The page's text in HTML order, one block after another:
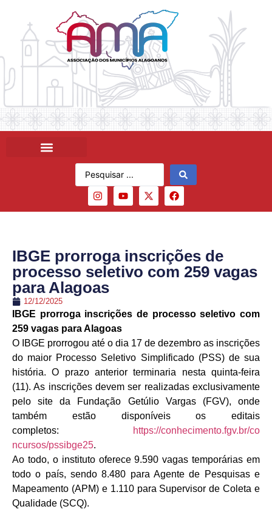
IBGE prorroga inscrições de
processo seletivo com 259 vagas
para Alagoas
12/12/2025
IBGE prorroga inscrições de processo seletivo com
259 vagas para Alagoas
O IBGE prorrogou até o dia 17 de dezembro as inscrições
do maior Processo Seletivo Simplificado (PSS) de sua
história. O prazo anterior terminaria nesta quinta-feira
(11). As inscrições devem ser realizadas exclusivamente
pelo site da Fundação Getúlio Vargas (FGV), onde
também estão disponíveis os editais
completos:
https://conhecimento.fgv.br/co
ncursos/pssibge25.
Ao todo, o instituto oferece 9.590 vagas temporárias em
todo o país, sendo 8.480 para Agente de Pesquisas e
Mapeamento (APM) e 1.110 para Supervisor de Coleta e
Qualidade (SCQ).